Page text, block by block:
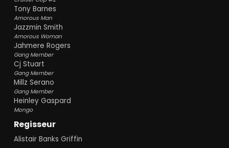
Tony Barnes
Amorous Man
Jazzmin Smith
Amorous Woman
Jahmere Rogers
Gang Member
Cj Stuart
Gang Member
Millz Serano
Gang Member
Heinley Gaspard
Mongo
Regisseur
Alistair Banks Griffin